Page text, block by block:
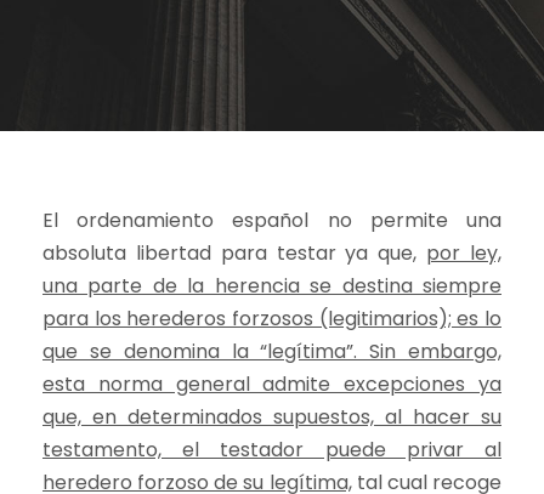
El ordenamiento español no permite una
absoluta libertad para testar ya que, por ley,
una parte de la herencia se destina siempre
para los herederos forzosos (legitimarios); es lo
que se denomina la “legítima”. Sin embargo,
esta norma general admite excepciones ya
que, en determinados supuestos, al hacer su
testamento, el testador puede privar al
heredero forzoso de su legítima,tal cual recoge